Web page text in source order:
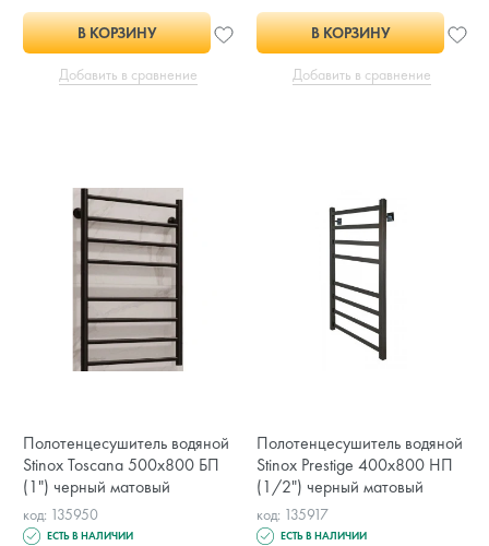
В КОРЗИНУ
Добавить в сравнение
В КОРЗИНУ
Добавить в сравнение
Полотенцесушитель водяной
Stinox Toscana 500x800 БП
(1") черный матовый
код: 135950
ЕСТЬ В НАЛИЧИИ
Полотенцесушитель водяной
Stinox Prestige 400x800 НП
(1/2") черный матовый
код: 135917
ЕСТЬ В НАЛИЧИИ